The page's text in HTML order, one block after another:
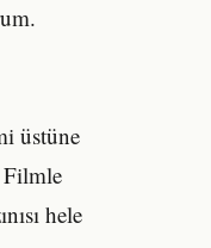
üstüne
Filmle
hele